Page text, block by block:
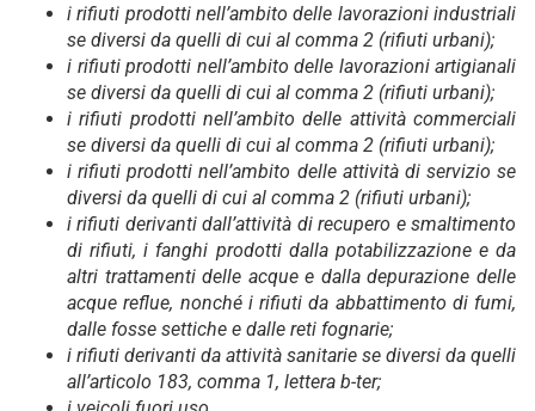
i rifiuti prodotti nell’ambito delle lavorazioni industriali
se diversi da quelli di cui al comma 2 (rifiuti urbani);
i rifiuti prodotti nell’ambito delle lavorazioni artigianali
se diversi da quelli di cui al comma 2 (rifiuti urbani);
i rifiuti prodotti nell’ambito delle attività commerciali
se diversi da quelli di cui al comma 2 (rifiuti urbani);
i rifiuti prodotti nell’ambito delle attività di servizio se
diversi da quelli di cui al comma 2 (rifiuti urbani);
i rifiuti derivanti dall’attività di recupero e smaltimento
di rifiuti, i fanghi prodotti dalla potabilizzazione e da
altri trattamenti delle acque e dalla depurazione delle
acque reflue, nonché i rifiuti da abbattimento di fumi,
dalle fosse settiche e dalle reti fognarie;
i rifiuti derivanti da attività sanitarie se diversi da quelli
all’articolo 183, comma 1, lettera b-ter;